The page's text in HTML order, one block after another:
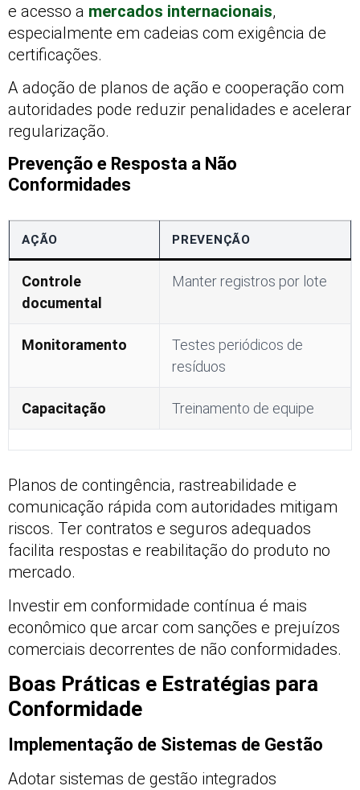
e acesso a mercados internacionais,
especialmente em cadeias com exigência de
certificações.
A adoção de planos de ação e cooperação com
autoridades pode reduzir penalidades e acelerar
regularização.
Prevenção e Resposta a Não
Conformidades
AÇÃO PREVENÇÃO
Controle
documental
Manter registros por lote
Monitoramento
Testes periódicos de
resíduos
Capacitação Treinamento de equipe
Planos de contingência, rastreabilidade e
comunicação rápida com autoridades mitigam
riscos. Ter contratos e seguros adequados
facilita respostas e reabilitação do produto no
mercado.
Investir em conformidade contínua é mais
econômico que arcar com sanções e prejuízos
comerciais decorrentes de não conformidades.
Boas Práticas e Estratégias para
Conformidade
Implementação de Sistemas de Gestão
Adotar sistemas de gestão integrados